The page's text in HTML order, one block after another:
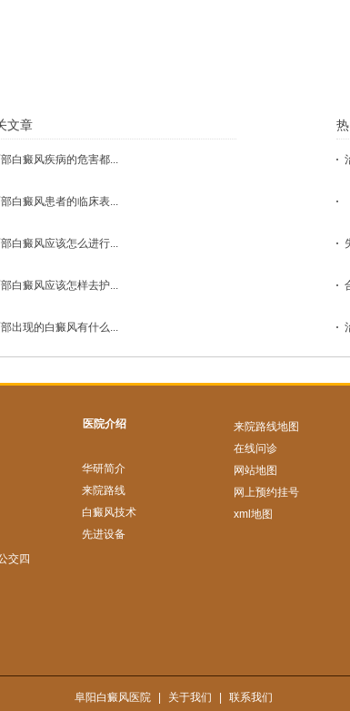
文章
白癜风疾病的危害都...
白癜风患者的临床表...
白癜风应该怎么进行...
白癜风应该怎样去护...
出现的白癜风有什么...
交四
医院介绍
华研简介
来院路线
白癜风技术
先进设备
来院路线地图
在线问诊
网站地图
网上预约挂号
xml地图
阜阳白癜风医院 关于我们 联系我们